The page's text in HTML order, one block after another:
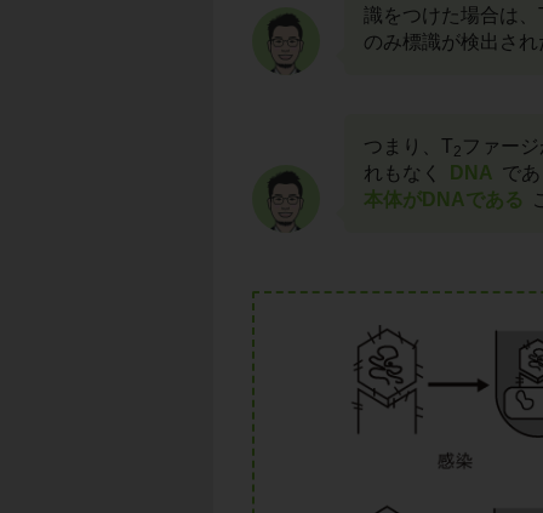
識をつけた場合は、
のみ標識が検出さ
つまり、T2 ファー
れもなく
DNA で
本体がDNAである